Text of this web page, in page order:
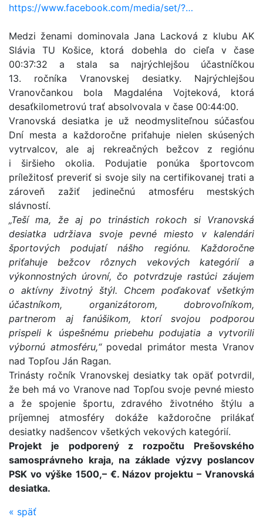
https://www.facebook.com/media/set/?…
Medzi ženami dominovala Jana Lacková z klubu AK
Slávia TU Košice, ktorá dobehla do cieľa v čase
00:37:32 a stala sa najrýchlejšou účastníčkou
13. ročníka Vranovskej desiatky. Najrýchlejšou
Vranovčankou bola Magdaléna Vojteková, ktorá
desaťkilometrovú trať absolvovala v čase 00:44:00.
Vranovská desiatka je už neodmysliteľnou súčasťou
Dní mesta a každoročne priťahuje nielen skúsených
vytrvalcov, ale aj rekreačných bežcov z regiónu
i širšieho okolia. Podujatie ponúka športovcom
príležitosť preveriť si svoje sily na certifikovanej trati a
zároveň zažiť jedinečnú atmosféru mestských
slávností.
„Teší ma, že aj po trinástich rokoch si Vranovská
desiatka udržiava svoje pevné miesto v kalendári
športových podujatí nášho regiónu. Každoročne
priťahuje bežcov rôznych vekových kategórií a
výkonnostných úrovní, čo potvrdzuje rastúci záujem
o aktívny životný štýl. Chcem poďakovať všetkým
účastníkom, organizátorom, dobrovoľníkom,
partnerom aj fanúšikom, ktorí svojou podporou
prispeli k úspešnému priebehu podujatia a vytvorili
výbornú atmosféru,“povedal primátor mesta Vranov
nad Topľou Ján Ragan.
Trinásty ročník Vranovskej desiatky tak opäť potvrdil,
že beh má vo Vranove nad Topľou svoje pevné miesto
a že spojenie športu, zdravého životného štýlu a
príjemnej atmosféry dokáže každoročne prilákať
desiatky nadšencov všetkých vekových kategórií.
Projekt je podporený z rozpočtu Prešovského
samosprávneho kraja, na základe výzvy poslancov
PSK vo výške 1500,– €. Názov projektu – Vranovská
desiatka.
« späť